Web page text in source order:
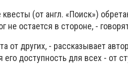
(от англ. «Поиск»)
не остается в стороне, -
от других, - рассказывает
его доступность для всех - от